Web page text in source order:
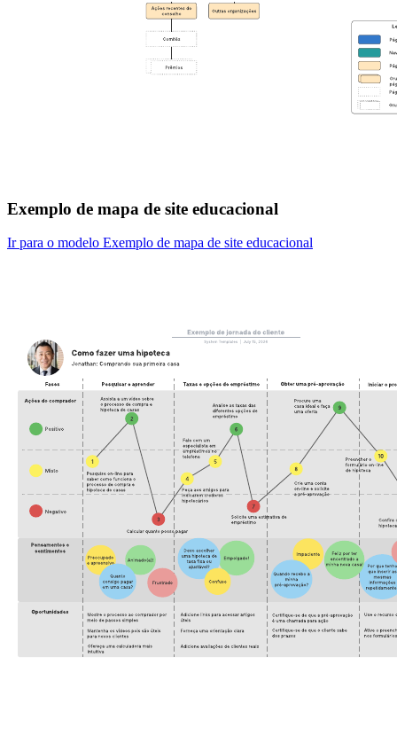
Exemplo de mapa de site educacional
Ir para o modelo Exemplo de mapa de site educacional